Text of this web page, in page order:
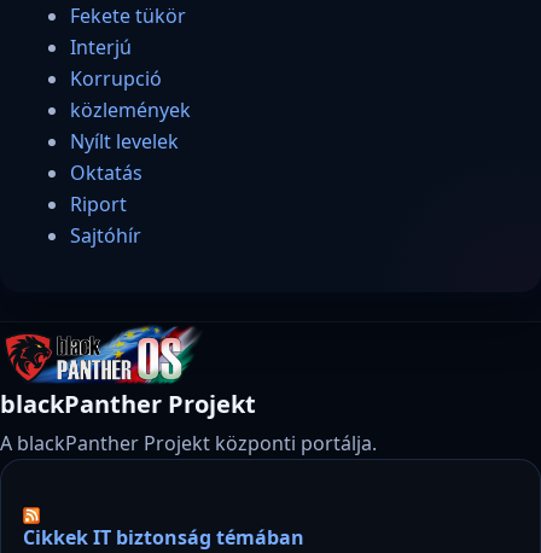
Fekete tükör
Interjú
Korrupció
közlemények
Nyílt levelek
Oktatás
Riport
Sajtóhír
blackPanther Projekt
A blackPanther Projekt központi portálja.
Cikkek IT biztonság témában